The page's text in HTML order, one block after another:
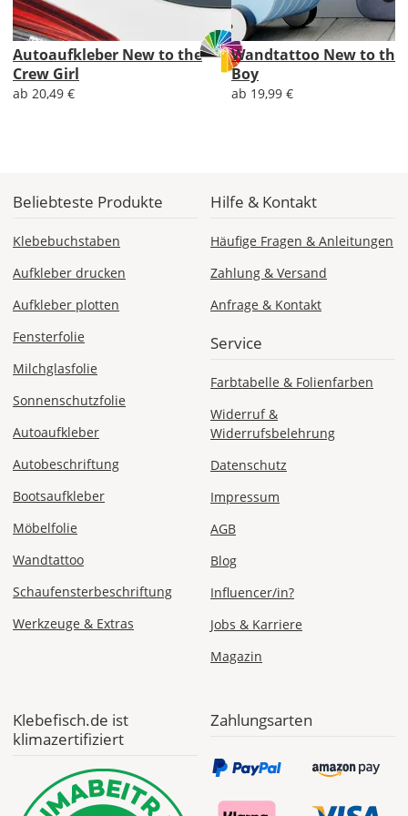
Lieferzeit
&
Versandkosten?
Economy
Deutschland
Do., 20.08.
1,99 EUR
Produktionsaufschlag
EUR
Priority
Mi., 12.08. -
Sa., 15.08.
ab 7,98
EU
AT
Autoaufkleber New to the
Crew Girl
ab 20,49 €
Wandtattoo New to the
Boy
ab 19,99 €
Beliebteste Produkte
Klebebuchstaben
Aufkleber drucken
Aufkleber plotten
Fensterfolie
Milchglasfolie
Sonnenschutzfolie
Autoaufkleber
Autobeschriftung
Bootsaufkleber
Möbelfolie
Wandtattoo
Schaufensterbeschriftung
Werkzeuge & Extras
Hilfe & Kontakt
Häufige Fragen & Anleitungen
Zahlung & Versand
Anfrage & Kontakt
Service
Farbtabelle & Folienfarben
Widerruf &
Widerrufsbelehrung
Datenschutz
Impressum
AGB
Blog
Influencer/in?
Jobs & Karriere
Magazin
Klebefisch.de ist
klimazertifiziert
Zahlungsarten